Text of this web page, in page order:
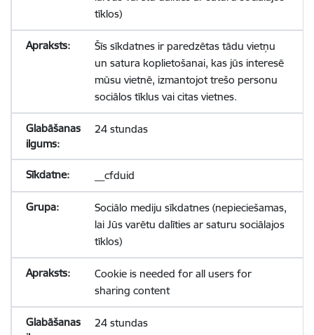
tīklos)
Šīs sīkdatnes ir paredzētas tādu vietņu
un satura koplietošanai, kas jūs interesē
mūsu vietnē, izmantojot trešo personu
sociālos tīklus vai citas vietnes.
24 stundas
__cfduid
Sociālo mediju sīkdatnes (nepieciešamas,
lai Jūs varētu dalīties ar saturu sociālajos
tīklos)
Cookie is needed for all users for
sharing content
24 stundas